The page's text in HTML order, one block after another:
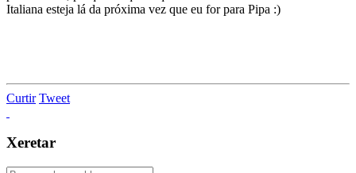
Italiana esteja lá da próxima vez que eu for para Pipa :)
Curtir Tweet
Xeretar